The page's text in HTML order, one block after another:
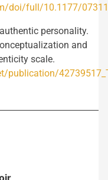
doi/full/10.1177/
personality.
and
scale.
publication/